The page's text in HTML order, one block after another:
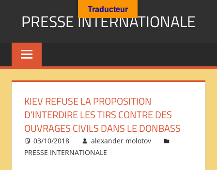
PRESSE INTERNATIONALE
Presse
Internationale
Géopolitique
Immigration
Société
Emploi
Economie
Géostratégie-
KIEV REFUSE LA PROPOSITION
D’INTERDIRE LES TIRS CONTRE DES
OUVRAGES CIVILS DANS LE DONBASS
03/10/2018
alexander molotov
PRESSE INTERNATIONALE
Traducteur